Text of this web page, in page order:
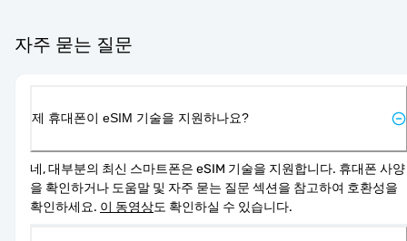
자주 묻는 질문
제 휴대폰이 eSIM 기술을 지원하나요?
네, 대부분의 최신 스마트폰은 eSIM 기술을 지원합니다. 휴대폰 사양
을 확인하거나 도움말 및 자주 묻는 질문 섹션을 참고하여 호환성을
확인하세요. 이 동영상도 확인하실 수 있습니다.